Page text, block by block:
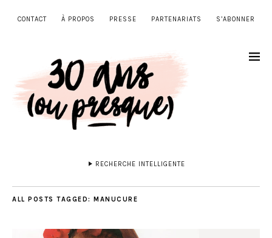
CONTACT À PROPOS PRESSE PARTENARIATS S’ABONNER
RECHERCHE INTELLIGENTE
ALL POSTS TAGGED: MANUCURE